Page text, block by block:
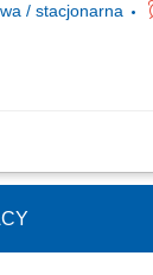
/ stacjonarna
dbającym o